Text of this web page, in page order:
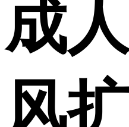
成
风